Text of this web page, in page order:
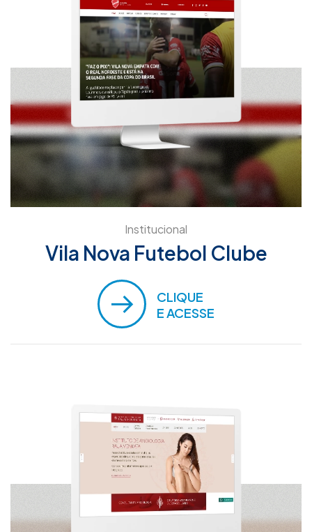
Institucional
Vila Nova Futebol Clube
CLIQUE
E ACESSE